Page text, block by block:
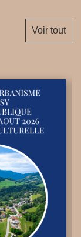
Voir tout